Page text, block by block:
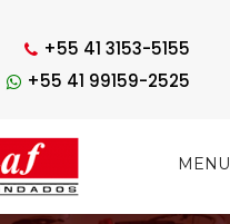
+55 41 3153-5155
+55 41 99159-2525
MENU